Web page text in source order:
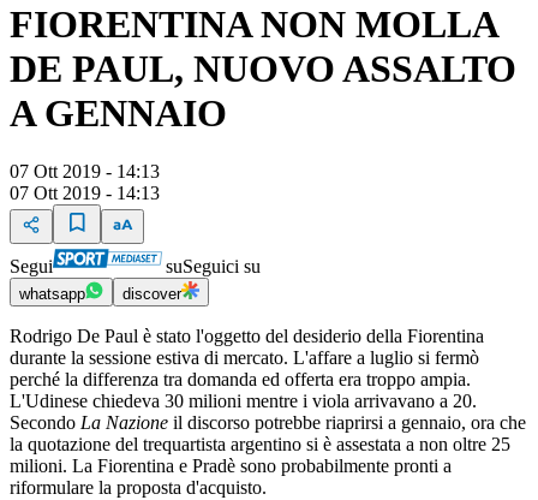
FIORENTINA NON MOLLA
DE PAUL, NUOVO ASSALTO
A GENNAIO
07 Ott 2019 - 14:13
07 Ott 2019 - 14:13
Segui suSeguici su
whatsapp discover
Rodrigo De Paul è stato l'oggetto del desiderio della Fiorentina
durante la sessione estiva di mercato. L'affare a luglio si fermò
perché la differenza tra domanda ed offerta era troppo ampia.
L'Udinese chiedeva 30 milioni mentre i viola arrivavano a 20.
Secondo La Nazione il discorso potrebbe riaprirsi a gennaio, ora che
la quotazione del trequartista argentino si è assestata a non oltre 25
milioni. La Fiorentina e Pradè sono probabilmente pronti a
riformulare la proposta d'acquisto.